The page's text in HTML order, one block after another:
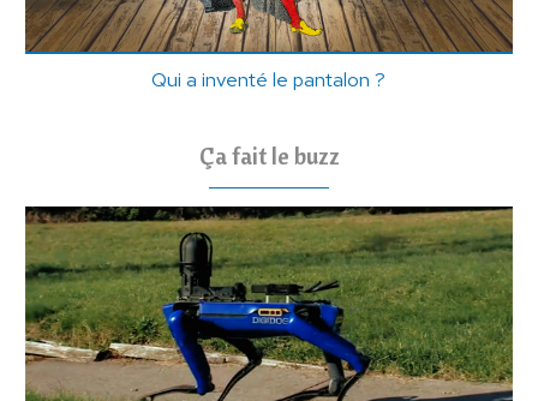
Qui a inventé le pantalon ?
Ça fait le buzz